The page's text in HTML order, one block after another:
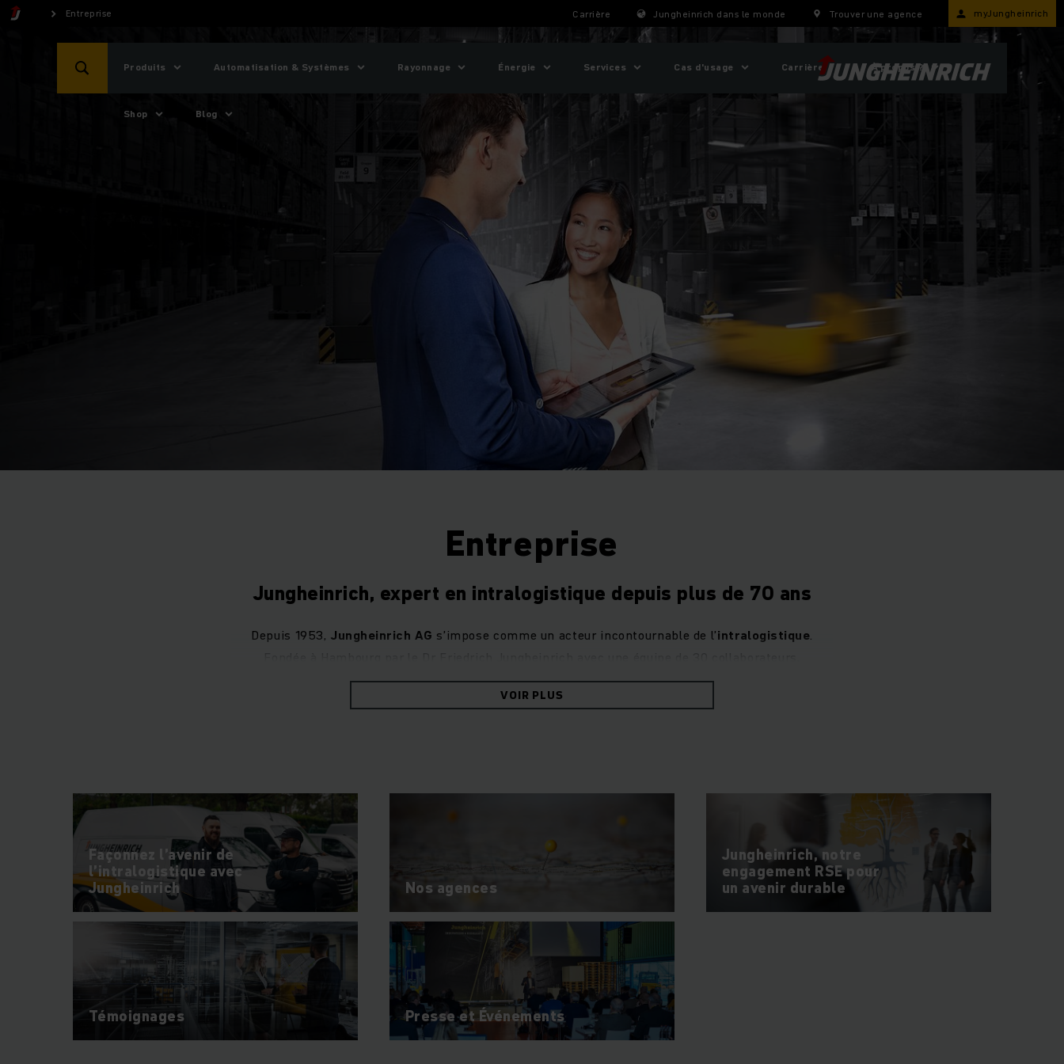
Entreprise Carrière Jungheinrich dans le monde Trouver une agence myJungheinrich
Produits Automatisation & Systèmes Rayonnage Énergie Services Cas d'usage Carrière À propos ?
Shop Blog
Entreprise
Jungheinrich, expert en intralogistique depuis plus de 70 ans
Depuis 1953, Jungheinrich AG s’impose comme un acteur incontournable de l’intralogistique.
l’entreprise s’est progressivement développée pour devenir aujourd’hui un groupe international
présent dans42 pays
futurs des entreprises.
Notre priorité reste inchangée :
accompagner chaque client avec des solutions performantes,
durables et adaptées à ses besoins
Des solutions intralogistiques complètes et connectées
Jungheinrich propose une offre globale intégrant :
Chariots élévateurs et équipements de manutention
Systèmes logistiques automatisés
Solutions digitales et logiciels intelligents
VOIR PLUS
Façonnez l’avenir de
l’intralogistique avec
Jungheinrich
Nos agences
Jungheinrich, notre
engagement RSE pour
un avenir durable
Témoignages Presse et Événements